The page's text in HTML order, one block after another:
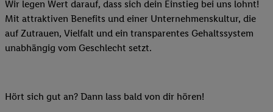
Wir legen Wert darauf, dass sich dein Einstieg bei uns lohnt!
Mit attraktiven Benefits und einer Unternehmenskultur, die
auf Zutrauen, Vielfalt und ein transparentes Gehaltssystem
unabhängig vom Geschlecht setzt.
Hört sich gut an? Dann lass bald von dir hören!